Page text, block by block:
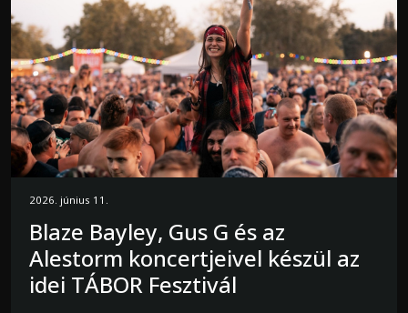
2026. június 11.
Blaze Bayley, Gus G és az
Alestorm koncertjeivel készül az
idei TÁBOR Fesztivál